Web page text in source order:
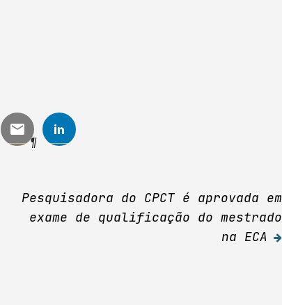
Pesquisadora do CPCT é aprovada em
exame de qualificação do mestrado
na ECA